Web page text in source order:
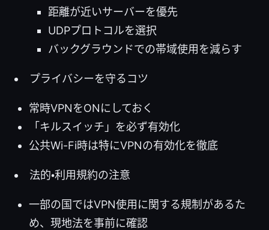
距離が近いサーバーを優先
UDPプロトコルを選択
バックグラウンドでの帯域使用を減らす
プライバシーを守るコツ
常時VPNをONにしておく
「キルスイッチ」を必ず有効化
公共Wi-Fi時は特にVPNの有効化を徹底
法的・利用規約の注意
一部の国ではVPN使用に関する規制があるた
め、現地法を事前に確認